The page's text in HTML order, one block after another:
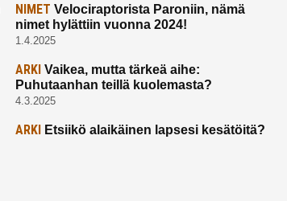
NIMET Velociraptorista Paroniin, nämä
nimet hylättiin vuonna 2024!
1.4.2025
ARKI Vaikea, mutta tärkeä aihe:
Puhutaanhan teillä kuolemasta?
4.3.2025
ARKI Etsiikö alaikäinen lapsesi kesätöitä?